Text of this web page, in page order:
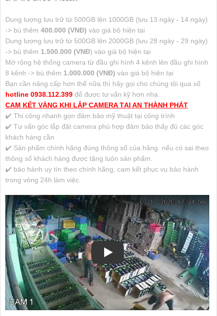
Dung lượng lưu trữ từ 500GB lên 1000GB (lưu 13 ngày - 14 ngày)
-> bù thêm 400.000 (VNĐ) vào giá bộ hiện tại
Dung lượng lưu trữ từ 500GB lên 2000GB (lưu 28 ngày - 29 ngày)
-> bù thêm 1.500.000 (VNĐ) vào giá bộ hiện tại
Mở rộng hệ thống camera từ đầu ghi hình 4 kênh lên đầu ghi hình
8 kênh -> bù thêm 1.000.000 (VNĐ) vào giá bộ hiện tại
Bạn cần nâng cấp hơn thế nữa thì hãy gọi cho chúng tôi qua số
hotline 0938.112.399 để được tư vấn kỹ hơn nha.
CAM KẾT VÀNG KHI LẮP CAMERA TẠI AN THÀNH PHÁT
✔️ Thi công nhanh gọn đảm bảo mỹ thuật tại công trình
✔️ Tư vấn góc lắp đặt camera phù hợp đảm bảo thấy đủ các góc
khách hàng cần
✔️ Sản phẩm chính hãng đúng thông số của hãng. nếu có sai theo
thông số khách hàng được tặng luôn sản phẩm.
✔️ bảo hành uy tín theo chính hãng, cam kết phục vụ bảo hành
trong vòng 24h làm việc.